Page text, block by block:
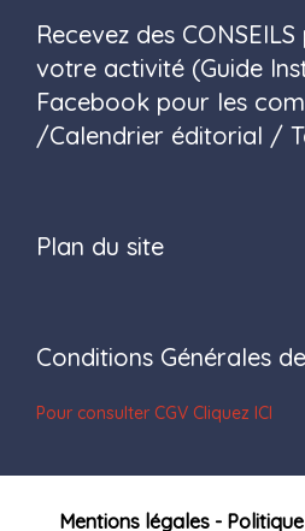
Recevez des
votre activité (Guide
Facebook pour les
/Calendrier éditorial /
Plan du site
Conditions Générales
Pour consulter CGV Cliquez ICI
Mentions légales -